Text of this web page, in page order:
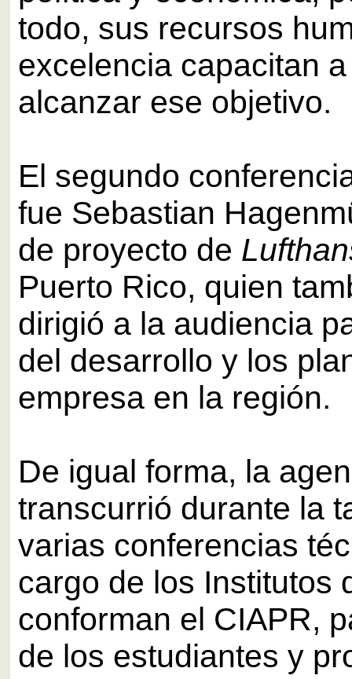
todo, sus recursos
excelencia capacitan
alcanzar ese objetivo.
El segundo
fue Sebastian
de proyecto de
Puerto Rico, quien
dirigió a la audiencia
del desarrollo y los
empresa en la región.
De igual forma, la
transcurrió durante la
varias conferencias
cargo de los Institutos
conforman el CIAPR,
de los estudiantes y